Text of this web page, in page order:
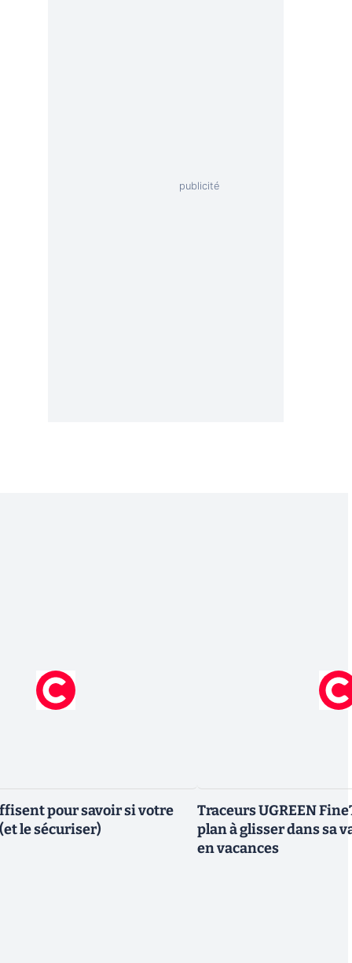
pour savoir si votre
le sécuriser)
Traceurs UGREEN
plan à glisser dans sa
en vacances